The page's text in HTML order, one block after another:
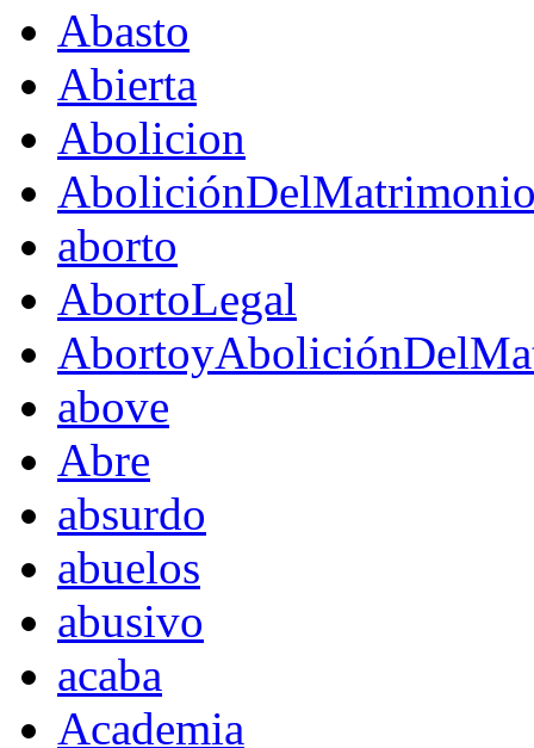
Abasto
Abierta
Abolicion
aborto
AbortoLegal
above
Abre
absurdo
abuelos
abusivo
acaba
Academia